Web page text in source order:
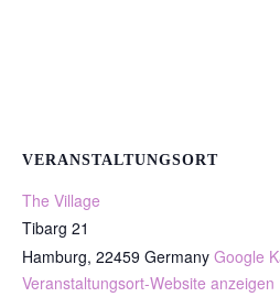
VERANSTALTUNGSORT
The Village
Tibarg 21
Hamburg, 22459 Germany Google
Veranstaltungsort-Website anzeigen